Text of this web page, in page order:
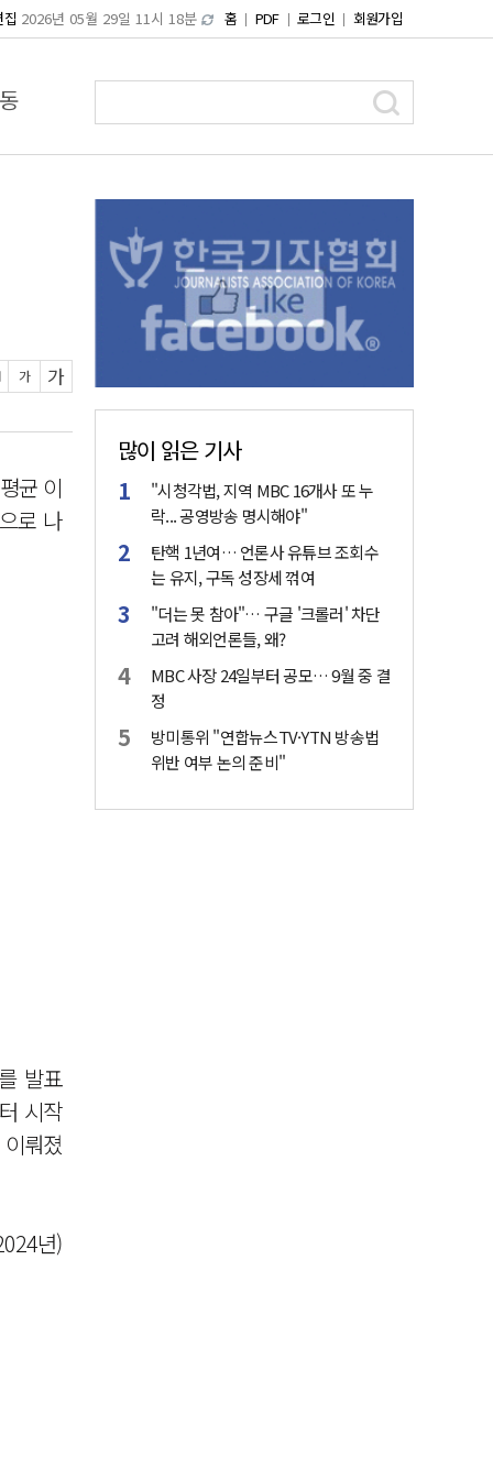
홈 PDF 로그인 회원가입
2026년 05월 29일 11시 18분
가 가
균 이
로 나
발표
시작
뤄졌
년)
많이 읽은 기사
"시청각법, 지역 MBC 16개사 또 누
락... 공영방송 명시해야"
탄핵 1년여… 언론사 유튜브 조회수
는 유지, 구독 성장세 꺾여
"더는 못 참아"… 구글 '크롤러' 차단
고려 해외언론들, 왜?
MBC 사장 24일부터 공모… 9월 중 결
정
방미통위 "연합뉴스TV·YTN 방송법
위반 여부 논의 준비"